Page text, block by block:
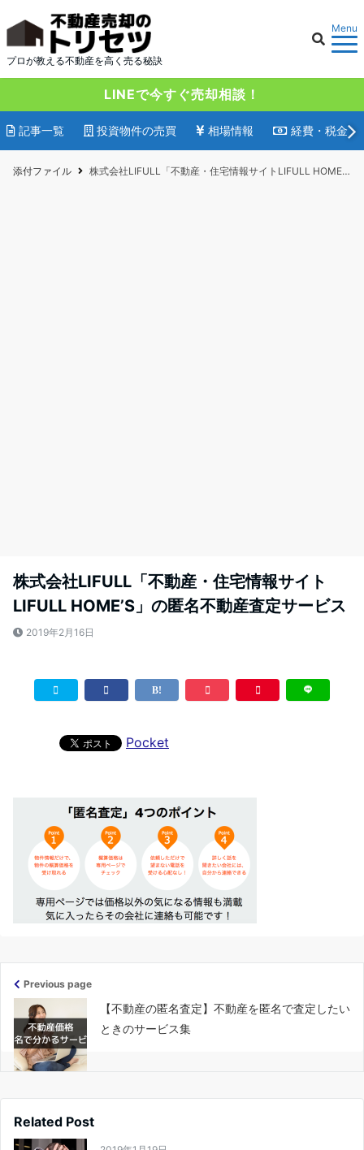
プロが教える不動産を高く売る秘訣
Menu
LINEで今すぐ売却相談！
記事一覧 投資物件の売買 相場情報 経費・税金
添付ファイル 株式会社LIFULL「不動産・住宅情報サイトLIFULL HOME’S」の匿名不動産査定サービス
株式会社LIFULL「不動産・住宅情報サイト
LIFULL HOME’S」の匿名不動産査定サービス
2019年2月16日
Pocket
Previous page
【不動産の匿名査定】不動産を匿名で査定したい
ときのサービス集
Related Post